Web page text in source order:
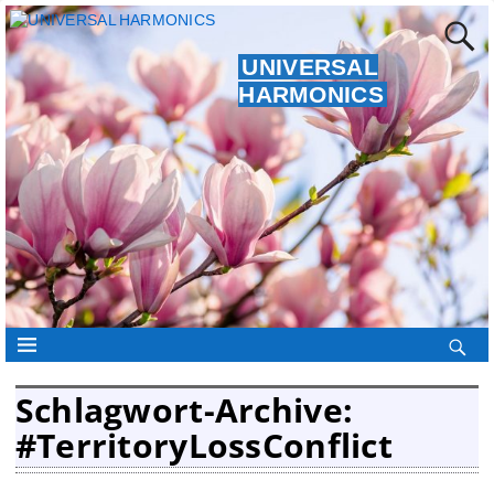
UNIVERSAL
HARMONICS
Schlagwort-Archive:
#TerritoryLossConflict